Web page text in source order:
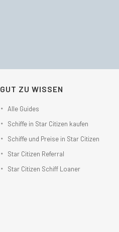
GUT ZU WISSEN
Alle Guides
Schiffe in Star Citizen kaufen
Schiffe und Preise in Star Citizen
Star Citizen Referral
Star Citizen Schiff Loaner